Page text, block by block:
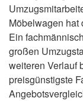
Möbelwagen hat
Ein
großen
weiteren Verlauf
preisgünstigste